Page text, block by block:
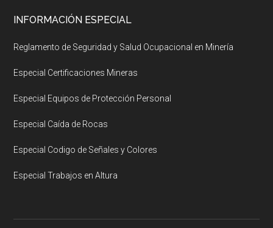
INFORMACIÓN ESPECIAL
Reglamento de Seguridad y Salud Ocupacional en Minería
Especial Certificaciones Mineras
Especial Equipos de Protección Personal
Especial Caída de Rocas
Especial Codigo de Señales y Colores
Especial Trabajos en Altura